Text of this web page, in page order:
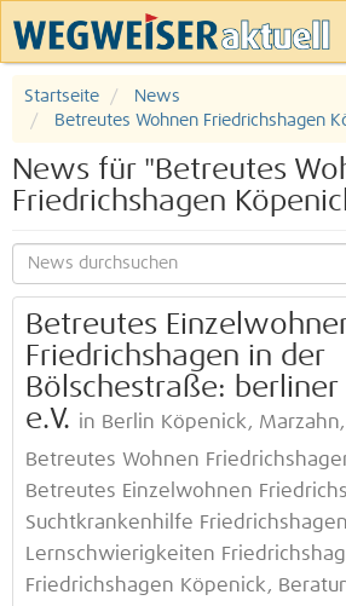
Startseite
News
Betreutes Wohnen Friedrichshagen
News für "Betreutes
Friedrichshagen
Betreutes
Friedrichshagen in der
Bölschestraße: berliner
e.V. in Berlin Köpenick,
Betreutes Wohnen
Betreutes Einzelwohnen
Suchtkrankenhilfe
Lernschwierigkeiten
Friedrichshagen Köpenick,